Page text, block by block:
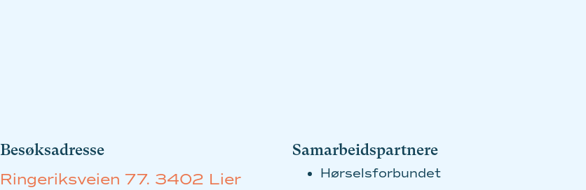
Besøksadresse
Ringeriksveien 77. 3402 Lier
Samarbeidspartnere
Hørselsforbundet